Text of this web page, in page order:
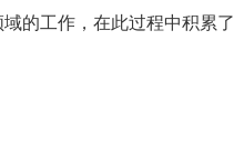
的工作，在此过程中积累了